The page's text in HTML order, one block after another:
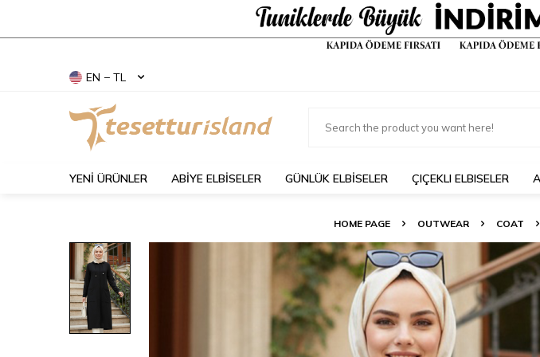
EN − TL
YENİ ÜRÜNLER ABİYE ELBİSELER GÜNLÜK ELBİSELER ÇIÇEKLI ELBISELER
HOME PAGE OUTWEAR COAT